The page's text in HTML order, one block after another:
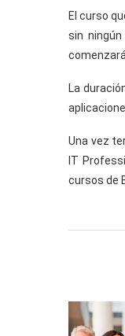
El curso
sin
La
Una vez
IT
cursos de